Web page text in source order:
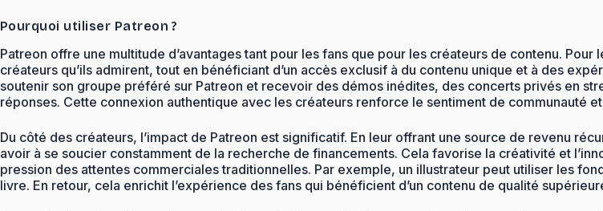
Pourquoi utiliser Patreon ?
Patreon offre une multitude d’avantages tant pour les fans que pour les créateurs de contenu.
créateurs qu’ils admirent, tout en bénéficiant d’un accès exclusif à du contenu unique et à des
soutenir son groupe préféré sur Patreon et recevoir des démos inédites, des concerts privés en
réponses. Cette connexion authentique avec les créateurs renforce le sentiment de communauté
Du côté des créateurs, l’impact de Patreon est significatif. En leur offrant une source de revenu
avoir à se soucier constamment de la recherche de financements. Cela favorise la créativité et
pression des attentes commerciales traditionnelles. Par exemple, un illustrateur peut utiliser les
livre. En retour, cela enrichit l’expérience des fans qui bénéficient d’un contenu de qualité